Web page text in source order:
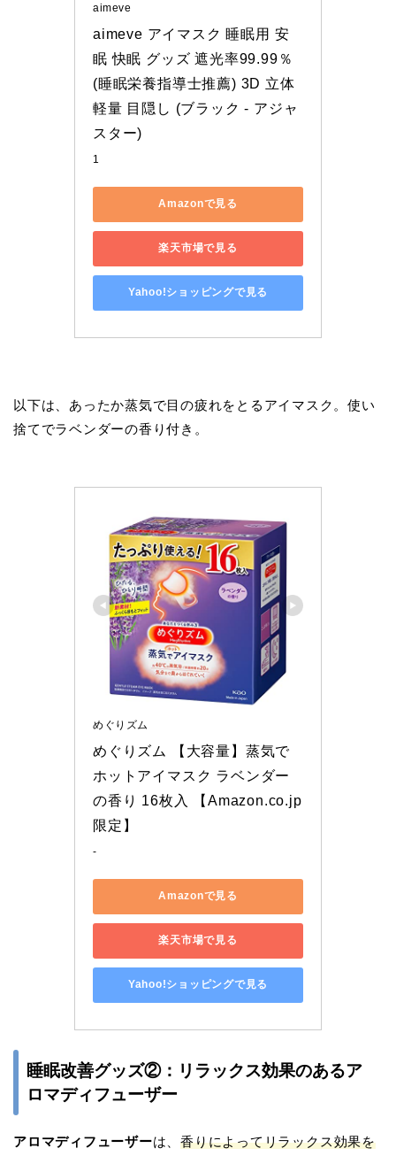
aimeve
aimeve アイマスク 睡眠用 安
眠 快眠 グッズ 遮光率99.99％
(睡眠栄養指導士推薦) 3D 立体
軽量 目隠し (ブラック - アジャ
スター)
1
Amazonで見る
楽天市場で見る
Yahoo!ショッピングで見る
以下は、あったか蒸気で目の疲れをとるアイマスク。使い
捨てでラベンダーの香り付き。
めぐりズム
めぐりズム 【大容量】蒸気で
ホットアイマスク ラベンダー
の香り 16枚入 【Amazon.co.jp
限定】
-
Amazonで見る
楽天市場で見る
Yahoo!ショッピングで見る
睡眠改善グッズ②：リラックス効果のあるア
ロマディフューザー
アロマディフューザーは、香りによってリラックス効果を